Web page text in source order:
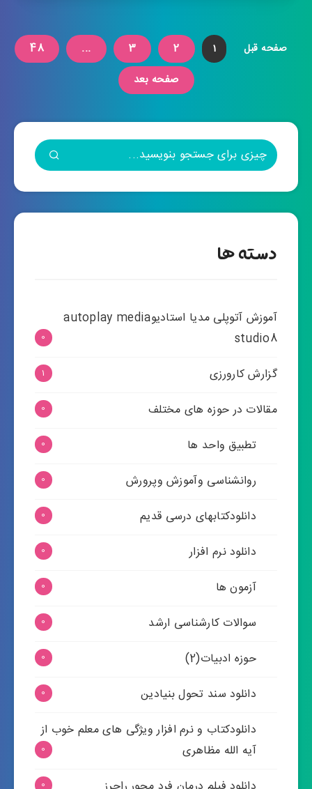
صفحه قبل 1
2
3
...
48
صفحه بعد
دسته ها
آموزش آتوپلی مدیا استادیوautoplay media
studio8
0
گزارش کارورزی 1
مقالات در حوزه های مختلف 0
تطبیق واحد ها 0
روانشناسی وآموزش وپرورش 0
دانلودکتابهای درسی قدیم 0
دانلود نرم افزار 0
آزمون ها 0
سوالات کارشناسی ارشد 0
حوزه ادبیات(2) 0
دانلود سند تحول بنیادین 0
دانلودکتاب و نرم افزار ویژگی های معلم خوب از
آیه الله مظاهری
0
0